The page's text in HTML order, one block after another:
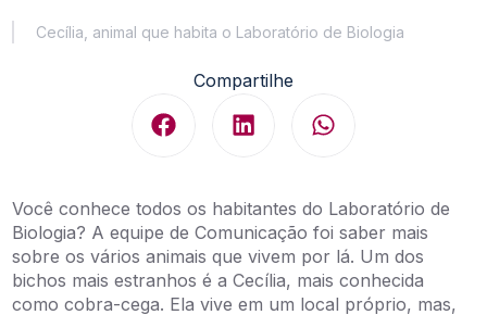
Cecília, animal que habita o Laboratório de Biologia
Compartilhe
Você conhece todos os habitantes do Laboratório de
Biologia? A equipe de Comunicação foi saber mais
sobre os vários animais que vivem por lá. Um dos
bichos mais estranhos é a Cecília, mais conhecida
como cobra-cega. Ela vive em um local próprio, mas,